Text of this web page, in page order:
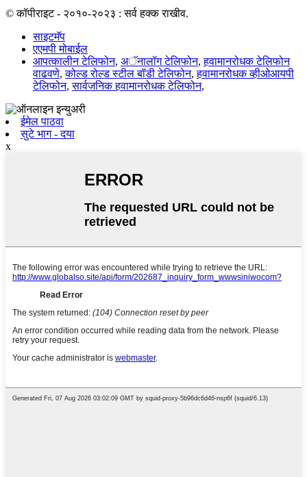
© कॉपीराइट - २०१०-२०२३ : सर्व हक्क राखीव.
साइटमॅप
एएमपी मोबाईल
आपत्कालीन टेलिफोन, अॅनालॉग टेलिफोन,हवामानरोधक टेलिफोन
वाढवणे,कोल्ड रोल्ड स्टील बॉडी टेलिफोन,हवामानरोधक व्हीओआयपी
टेलिफोन,सार्वजनिक हवामानरोधक टेलिफोन,
ईमेल पाठवा
सुटे भाग - दया
x